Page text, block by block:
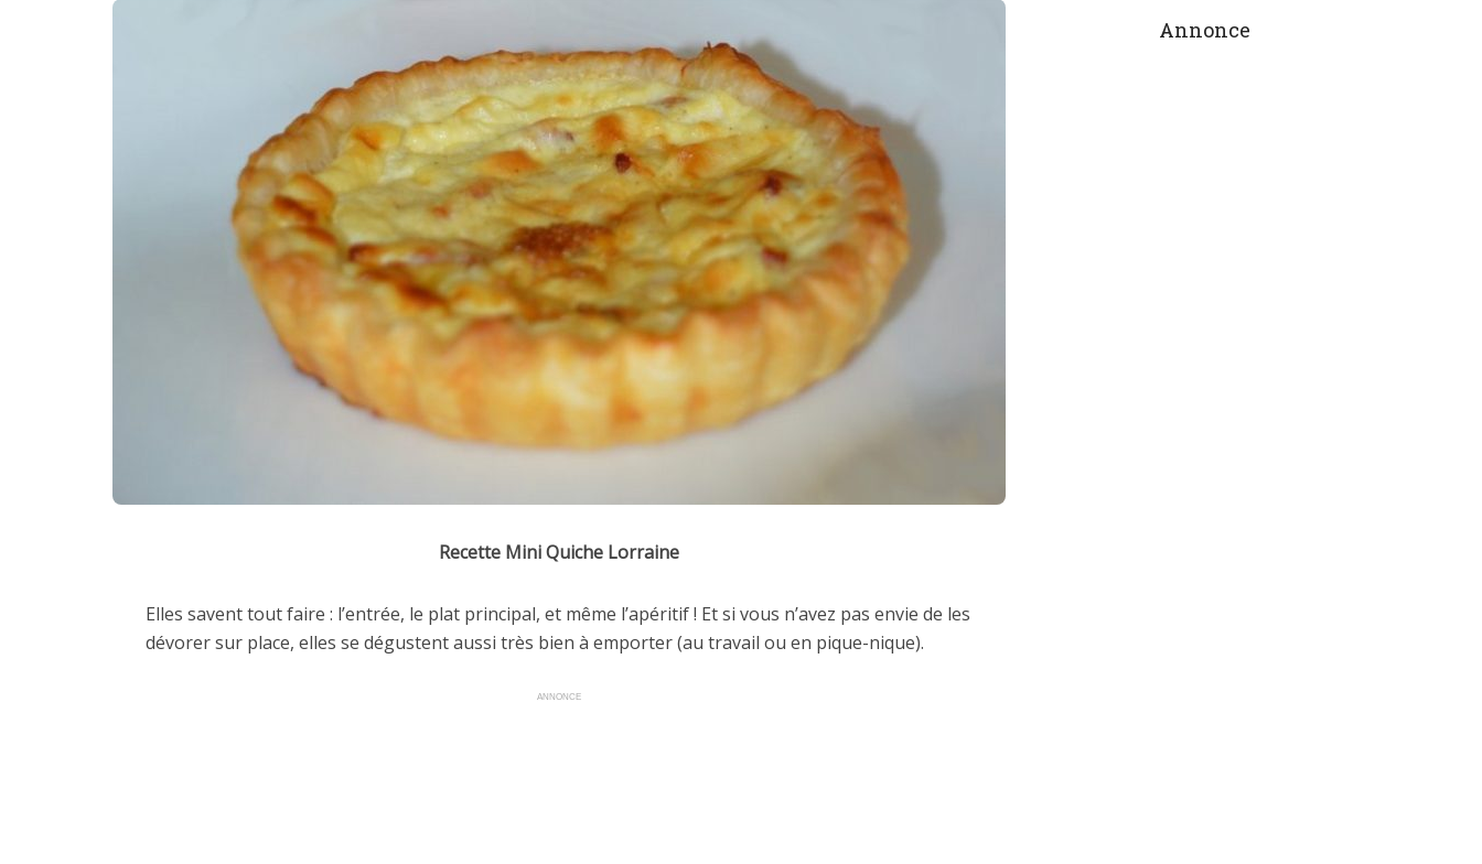
Recette Mini Quiche Lorraine
Elles savent tout faire : l’entrée, le plat principal, et même l’apéritif ! Et si vous n’avez pas envie de les
dévorer sur place, elles se dégustent aussi très bien à emporter (au travail ou en pique-nique).
ANNONCE
Annonce